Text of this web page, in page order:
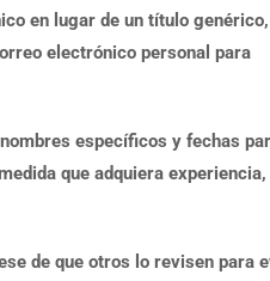
en lugar de un título
electrónico personal para
específicos y fechas
que adquiera experiencia,
de que otros lo revisen para